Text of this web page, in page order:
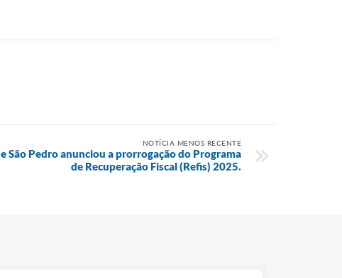
NOTÍCIA MENOS RECENTE
São Pedro anunciou a prorrogação do Programa
de Recuperação Fiscal (Refis) 2025.